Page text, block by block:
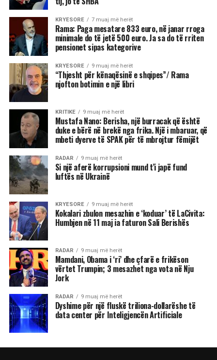
KRYESORE 7 muaj më herët
Rama: Paga mesatare 833 euro, në janar rroga
minimale do të jetë 500 euro. Ja sa do të rriten
pensionet sipas kategorive
KRYESORE 9 muaj më herët
“Thjesht për kënaqësinë e shqipes”/ Rama
njofton botimin e një libri
KRITIKE 9 muaj më herët
Mustafa Nano: Berisha, një burracak që është
duke e bërë në brekë nga frika. Një i mbaruar, që
mbeti dyerve të SPAK për të mbrojtur fëmijët
RADAR 9 muaj më herët
Si një aferë korrupsioni mund t’i japë fund
luftës në Ukrainë
KRYESORE 9 muaj më herët
Kokalari zbulon mesazhin e ‘koduar’ të LaCivita:
Humbjen në 11 maj ia faturon Sali Berishës
RADAR 9 muaj më herët
Mamdani, Obama i ‘ri’ dhe çfarë e frikëson
vërtet Trumpin; 3 mesazhet nga vota në Nju
Jork
RADAR 9 muaj më herët
Dyshime për një fluskë triliona-dollarëshe të
data center për Inteligjencën Artificiale